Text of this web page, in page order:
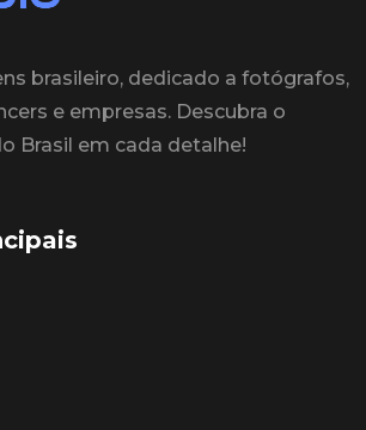
brasileiro, dedicado a fotógrafos,
e empresas. Descubra o
Brasil em cada detalhe!